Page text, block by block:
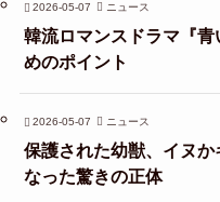
2026-05-07 ニュース
韓流ロマンスドラマ『
めのポイント
2026-05-07 ニュース
保護された幼獣、イヌ
なった驚きの正体